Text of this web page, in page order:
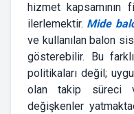
hizmet kapsamının
ilerlemektir. Mide
ve kullanılan balon
gösterebilir. Bu
politikaları değil;
olan takip süreci
değişkenler